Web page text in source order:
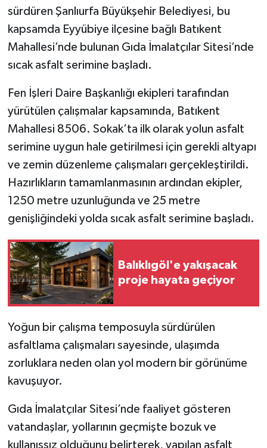
sürdüren Şanlıurfa Büyükşehir Belediyesi, bu
kapsamda Eyyübiye ilçesine bağlı Batıkent
Mahallesi’nde bulunan Gıda İmalatçılar Sitesi’nde
sıcak asfalt serimine başladı.
Fen İşleri Daire Başkanlığı ekipleri tarafından
yürütülen çalışmalar kapsamında, Batıkent
Mahallesi 8506. Sokak’ta ilk olarak yolun asfalt
serimine uygun hale getirilmesi için gerekli altyapı
ve zemin düzenleme çalışmaları gerçekleştirildi.
Hazırlıkların tamamlanmasının ardından ekipler,
1250 metre uzunluğunda ve 25 metre
genişliğindeki yolda sıcak asfalt serimine başladı.
Balıklıgöl'e yakışacak
proje hayata geçiyor
Yoğun bir çalışma temposuyla sürdürülen
asfaltlama çalışmaları sayesinde, ulaşımda
zorluklara neden olan yol modern bir görünüme
kavuşuyor.
Gıda İmalatçılar Sitesi’nde faaliyet gösteren
vatandaşlar, yollarının geçmişte bozuk ve
kullanışsız olduğunu belirterek, yapılan asfalt